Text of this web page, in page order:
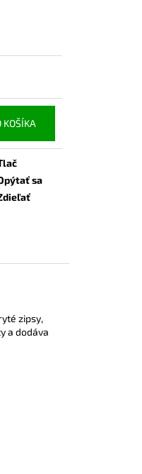
KOŠÍKA
sa
zipsy,
a dodáva